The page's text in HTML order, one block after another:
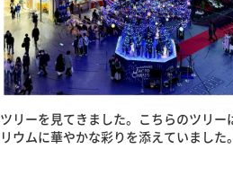
ツリーを見てきました。こちらのツリ
リウムに華やかな彩りを添えていました。